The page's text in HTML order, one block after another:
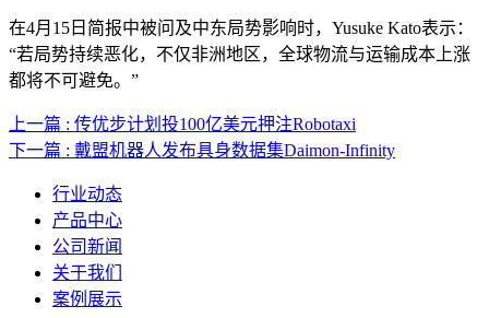
在4月15日简报中被问及中东局势影响时，Yusuke Kato表示：
“若局势持续恶化，不仅非洲地区，全球物流与运输成本上涨
都将不可避免。”
上一篇 : 传优步计划投100亿美元押注Robotaxi
下一篇 : 戴盟机器人发布具身数据集Daimon-Infinity
行业动态
产品中心
公司新闻
关于我们
案例展示